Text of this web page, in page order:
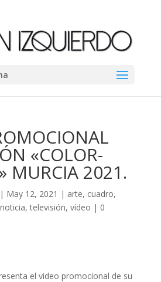
«COLOR-
MURCIA 2021.
| May 12, 2021 | arte, cuadro,
noticia,televisión, vídeo | 0
el video promocional de su